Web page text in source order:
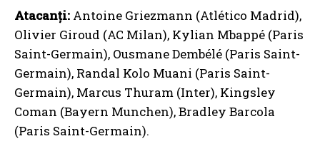
Atacanți: Antoine Griezmann (Atlético Madrid),
Olivier Giroud (AC Milan), Kylian Mbappé (Paris
Saint-Germain), Ousmane Dembélé (Paris Saint-
Germain), Randal Kolo Muani (Paris Saint-
Germain), Marcus Thuram (Inter), Kingsley
Coman (Bayern Munchen), Bradley Barcola
(Paris Saint-Germain).